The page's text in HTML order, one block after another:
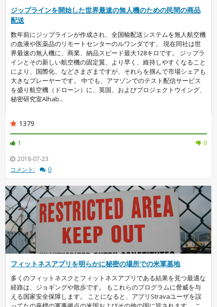
ジップラインを開始した世界最速の無人機のための民間の商品
配送
数年前にジップラインが作成され、全国輸配送システムを無人航空機
の血液や医薬品のリモートセンターのルワンダです。 現在同社は世
界最速の無人機に、商業、納品スピード最大128キロです。 ジップラ
インとその新しい航空機の固定翼、より早く、維持しやすくなること
により、国際化、などさまざまですが、それらを掴んで市場シェアも
大きなプレーヤーです。 中でも、アマゾンでのテスト配信サービス
を盛り航空機（ドローン）に、英国、およびプロジェクトウイング、
秘密研究室Alhab...
1379
1
0
2018-07-23
コメント:
0
フィットネスアプリを明らかに秘密の場所での米軍基地
多くのフィットネスクとフィットネスアプリである結果を見つ最適な
経路は、ジョギングや散歩です。 もこれらのプログラムに脅威を与
える国家安全保障します。 ことになると、アプリStravaユーザを誤